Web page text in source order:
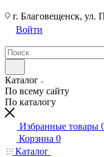
г. Благовещенск, ул.
Войти
Каталог
По всему сайту
По каталогу
Избранные товары
Корзина 0
Каталог